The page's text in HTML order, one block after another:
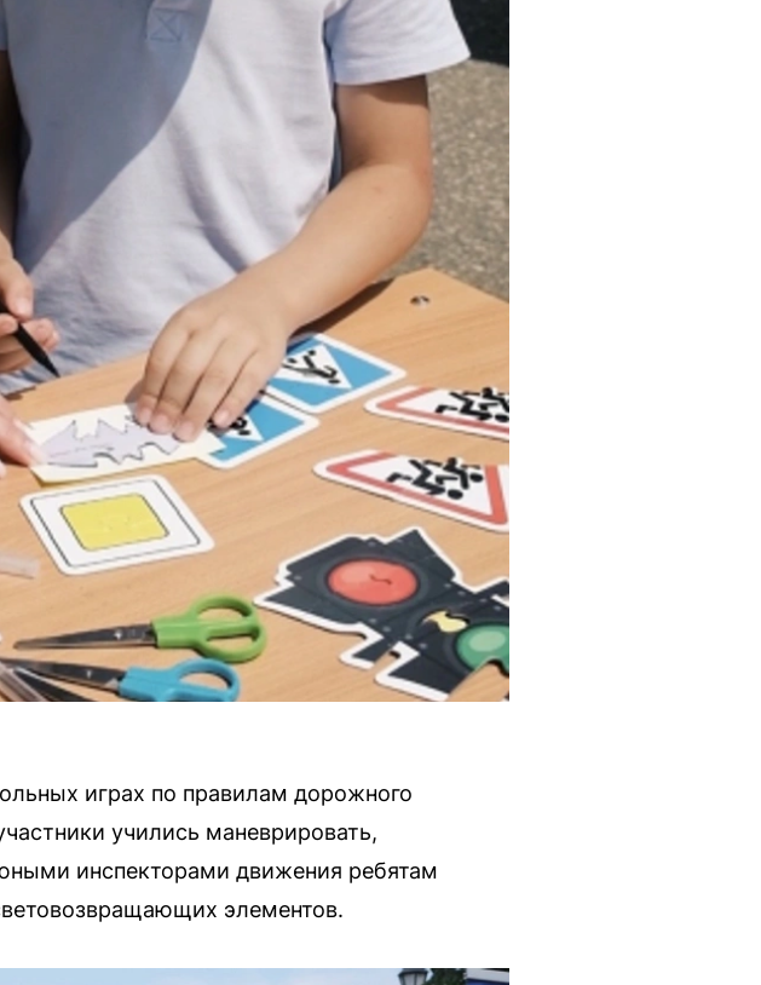
играх по правилам дорожного
учились маневрировать,
инспекторами движения ребятам
элементов.